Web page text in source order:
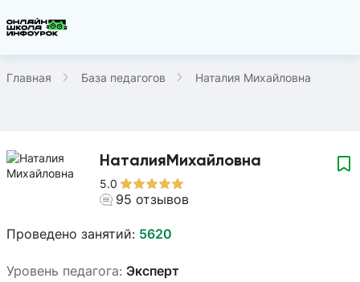
Главная База педагогов Наталия Михайловна
НаталияМихайловна
5.0
95 отзывов
Проведено занятий: 5620
Уровень педагога: Эксперт